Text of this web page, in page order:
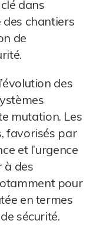
dans
des chantiers
de
des
mutation. Les
favorisés par
et l’urgence
à des
pour
en termes
sécurité.